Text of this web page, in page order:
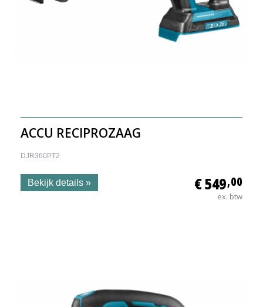
ACCU RECIPROZAAG
DJR360PT2
€ 549,00
ex. btw
Bekijk details »